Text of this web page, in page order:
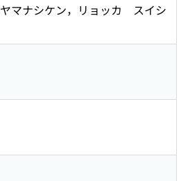
ヤマナシケン，リョッカ スイシ